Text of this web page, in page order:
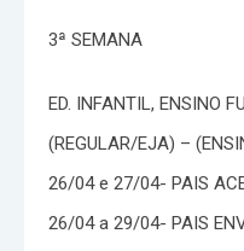
3ª SEMANA
ED. INFANTIL, ENSINO
(REGULAR/EJA) –
26/04 e 27/04- PAIS
26/04 a 29/04- PAIS